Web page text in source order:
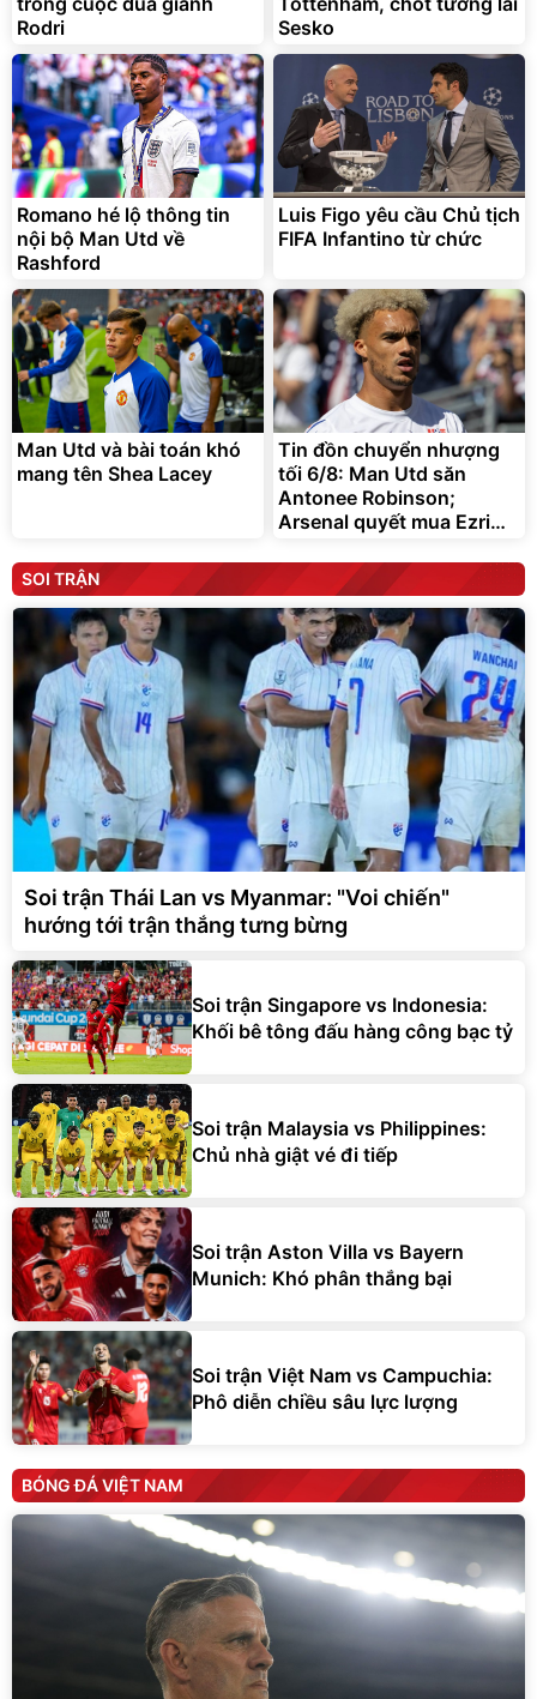
Rodri
Sesko
Romano hé lộ thông tin
nội bộ Man Utd về
Rashford
Luis Figo yêu cầu Chủ tịch
FIFA Infantino từ chức
Man Utd và bài toán khó
mang tên Shea Lacey
Tin đồn chuyển nhượng
tối 6/8: Man Utd săn
Antonee Robinson;
Arsenal quyết mua Ezri
SOI TRẬN
Soi trận Thái Lan vs Myanmar: "Voi chiến"
hướng tới trận thắng tưng bừng
Soi trận Singapore vs Indonesia:
Khối bê tông đấu hàng công bạc tỷ
Soi trận Malaysia vs Philippines:
Chủ nhà giật vé đi tiếp
Soi trận Aston Villa vs Bayern
Munich: Khó phân thắng bại
Soi trận Việt Nam vs Campuchia:
Phô diễn chiều sâu lực lượng
BÓNG ĐÁ VIỆT NAM